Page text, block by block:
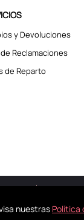
nuestras Política
y Devoluciones
Reclamaciones
de Reparto
2025
experiencia. Revisa